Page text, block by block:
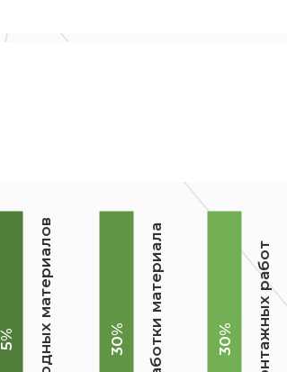
5% 30% 30%